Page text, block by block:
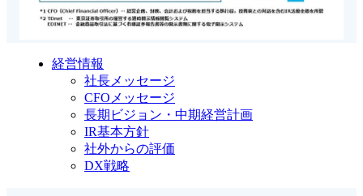
経営情報
社長メッセージ
CFOメッセージ
長期ビジョン・中期経営計画
IR基本方針
社外からの評価
DX戦略